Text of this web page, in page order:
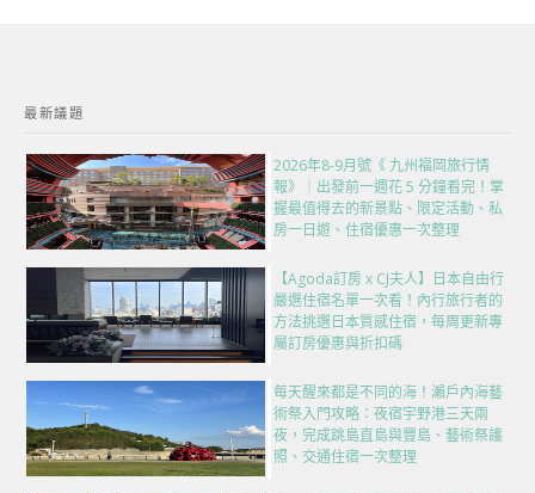
最新議題
2026年8-9月號《 九州福岡旅行情
報》｜出發前一週花 5 分鐘看完！掌
握最值得去的新景點、限定活動、私
房一日遊、住宿優惠一次整理
【Agoda訂房 x CJ夫人】日本自由行
嚴選住宿名單一次看！內行旅行者的
方法挑選日本質感住宿，每周更新專
屬訂房優惠與折扣碼
每天醒來都是不同的海！瀨戶內海藝
術祭入門攻略：夜宿宇野港三天兩
夜，完成跳島直島與豐島、藝術祭護
照、交通住宿一次整理